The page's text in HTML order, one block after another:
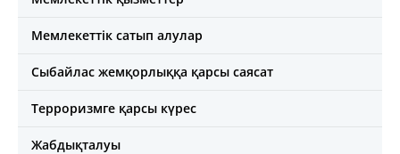
Мемлекеттік сатып алулар
Сыбайлас жемқорлыққа қарсы саясат
Терроризмге қарсы күрес
Жабдықталуы